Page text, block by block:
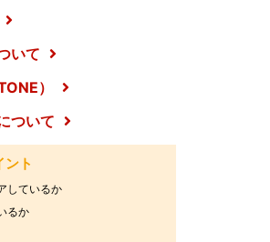
いて
）
ついて
ント
しているか
るか